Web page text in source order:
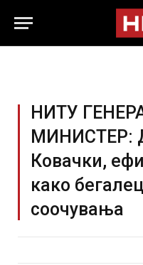
НИТУ
МИНИСТЕР:
Ковачки,
како
соочувања